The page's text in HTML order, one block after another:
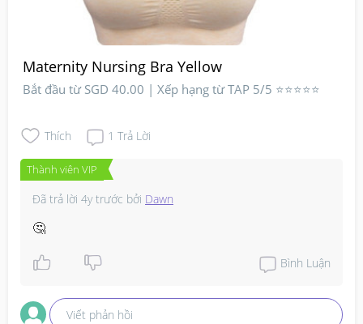
Maternity Nursing Bra Yellow
Bắt đầu từ SGD 40.00 | Xếp hạng từ TAP 5/5 ⭐⭐⭐⭐⭐
Thích 1 Trả Lời
Thành viên VIP
Đã trả lời 4y trước bởi Dawn
🤔
Bình Luận
Viết phản hồi